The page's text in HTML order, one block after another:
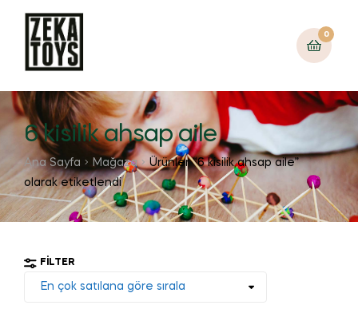
0
6 kisilik ahsap aile
Ana Sayfa Mağaza
Ürünler “6 kisilik ahsap aile”
olarak etiketlendi
FILTER